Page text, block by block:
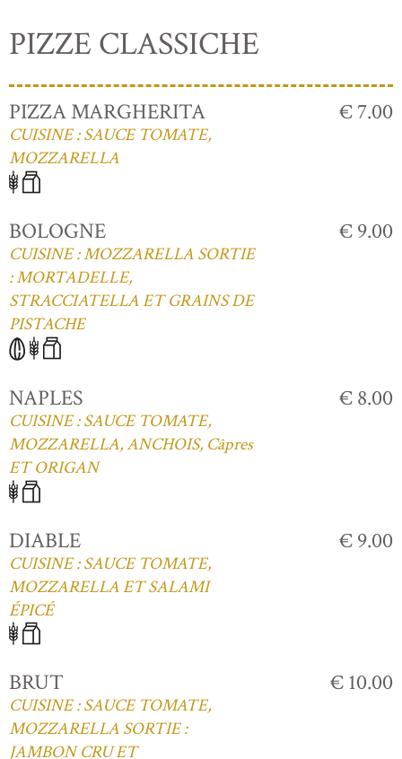
PIZZE CLASSICHE
PIZZA MARGHERITA
CUISINE : SAUCE TOMATE,
MOZZARELLA
€ 7.00
BOLOGNE
CUISINE : MOZZARELLA SORTIE
: MORTADELLE,
STRACCIATELLA ET GRAINS DE
PISTACHE
€ 9.00
NAPLES
CUISINE : SAUCE TOMATE,
MOZZARELLA, ANCHOIS, Câpres
ET ORIGAN
€ 8.00
DIABLE
CUISINE : SAUCE TOMATE,
MOZZARELLA ET SALAMI
ÉPICÉ
€ 9.00
BRUT
CUISINE : SAUCE TOMATE,
MOZZARELLA SORTIE :
JAMBON CRU ET
€ 10.00